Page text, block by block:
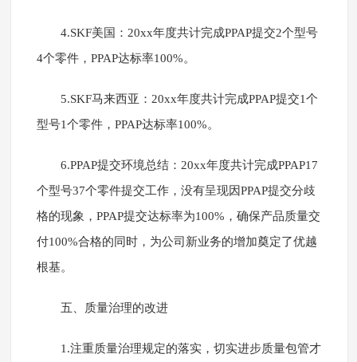
4.SKF美国：20xx年度共计完成PPAP提交2个型号
4个零件，PPAP达标率100%。
5.SKF马来西亚：20xx年度共计完成PPAP提交1个
型号1个零件，PPAP达标率100%。
6.PPAP提交环境总结：20xx年度共计完成PPAP17
个型号37个零件提交工作，没有呈现因PPAP提交分歧
格的现象，PPAP提交达标率为100%，确保产品质量交
付100%合格的同时，为公司新业务的增加奠定了优越
根基。
五、质量治理的改进
1.注重质量治理规定的落实，切实进步质量包管才